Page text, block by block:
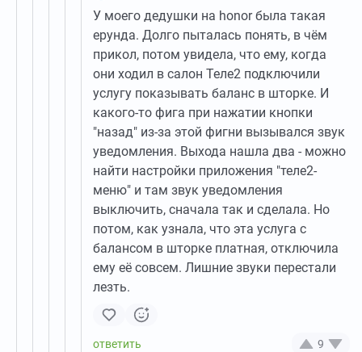
У моего дедушки на honor была такая
ерунда. Долго пыталась понять, в чём
прикол, потом увидела, что ему, когда
они ходил в салон Теле2 подключили
услугу показывать баланс в шторке. И
какого-то фига при нажатии кнопки
"назад" из-за этой фигни вызывался звук
уведомления. Выхода нашла два - можно
найти настройки приложения "теле2-
меню" и там звук уведомления
выключить, сначала так и сделала. Но
потом, как узнала, что эта услуга с
балансом в шторке платная, отключила
ему её совсем. Лишние звуки перестали
лезть.
9